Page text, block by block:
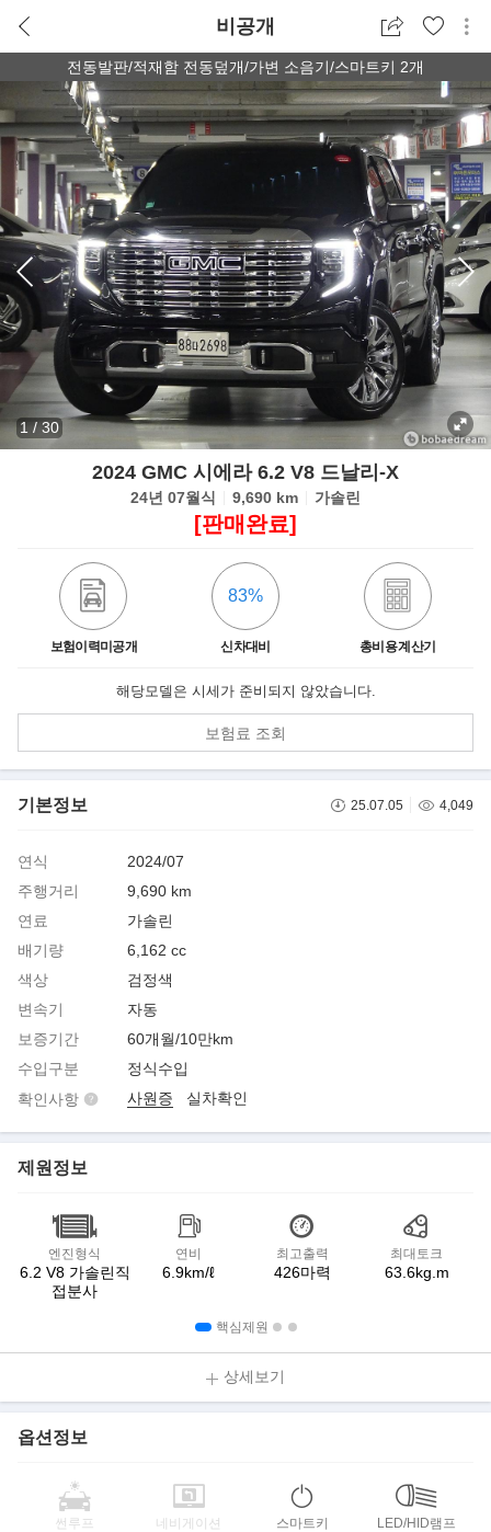
비공개
전동발판/적재함 전동덮개/가변 소음기/스마트키 2개
1/ 30
2024 GMC 시에라 6.2 V8 드날리-X
24년 07월식 9,690 km 가솔린
[판매완료]
보험이력미공개 신차대비
83%
총비용 계산기
해당모델은 시세가 준비되지 않았습니다.
보험료 조회
기본정보 25.07.05 4,049
연식
2024/07
주행거리
9,690 km
연료
가솔린
배기량
6,162 cc
색상
검정색
변속기
자동
보증기간
60개월/10만km
수입구분
정식수입
확인사항
사원증 실차확인
제원정보
엔진형식
6.2 V8 가솔린직
접분사
연비
6.9km/ℓ
최고출력
426마력
최대토크
63.6kg.m
핵심제원
상세보기
옵션정보
썬루프 네비게이션 스마트키 LED/HID램프